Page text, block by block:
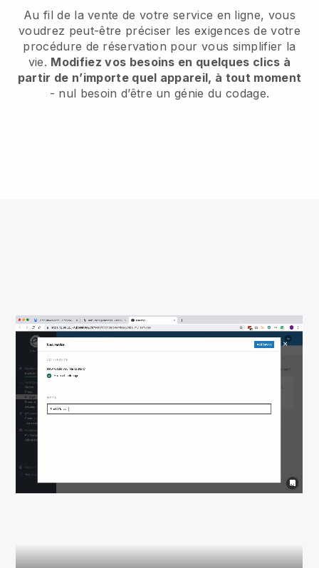
Au fil de la vente de votre service en ligne, vous
voudrez peut-être préciser les exigences de votre
procédure de réservation pour vous simplifier la
vie. Modifiez vos besoins en quelques clics à
partir de n’importe quel appareil, à tout moment
- nul besoin d’être un génie du codage.